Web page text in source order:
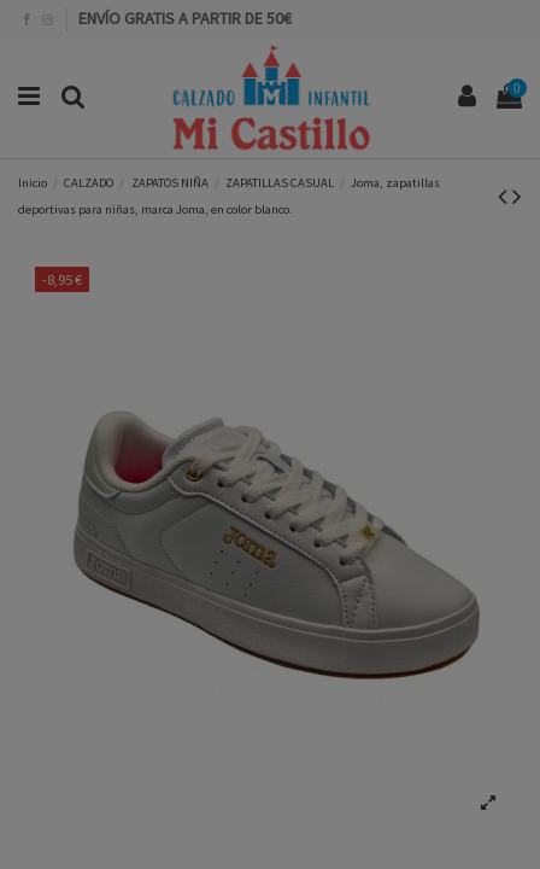
ENVÍO GRATIS A PARTIR DE 50€
0
Inicio CALZADO ZAPATOS NIÑA ZAPATILLAS CASUAL
Joma, zapatillas
deportivas para niñas, marca Joma, en color blanco.
-8,95 €